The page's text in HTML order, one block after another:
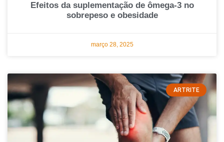
Efeitos da suplementação de ômega-3 no
sobrepeso e obesidade
março 28, 2025
ARTRITE